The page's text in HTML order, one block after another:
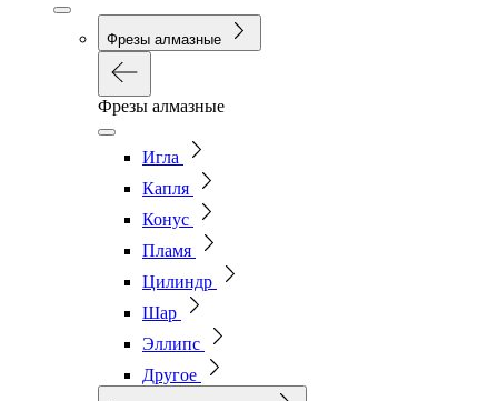
Фрезы алмазные
Фрезы алмазные
Игла
Капля
Конус
Пламя
Цилиндр
Шар
Эллипс
Другое